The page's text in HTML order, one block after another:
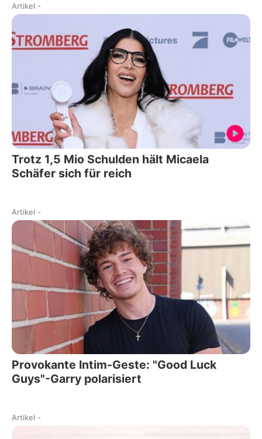
Artikel -
Trotz 1,5 Mio Schulden hält Micaela
Schäfer sich für reich
Artikel -
Provokante Intim-Geste: "Good Luck
Guys"-Garry polarisiert
Artikel -